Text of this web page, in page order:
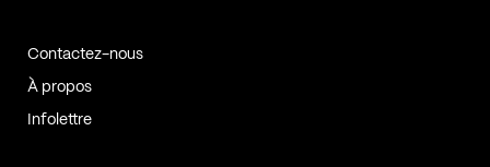
Contactez-nous
À propos
Infolettre